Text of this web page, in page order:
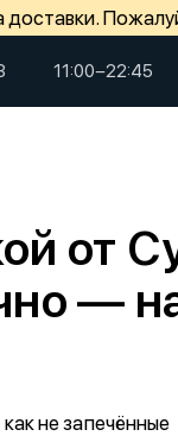
11:00−22:45
от
—
не запечённые